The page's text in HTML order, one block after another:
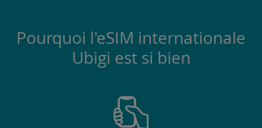
Pourquoi l'eSIM internationale
Ubigi est si bien